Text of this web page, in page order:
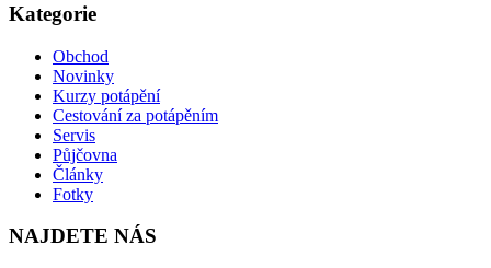
Kategorie
Obchod
Novinky
Kurzy potápění
Cestování za potápěním
Servis
Půjčovna
Články
Fotky
NAJDETE NÁS